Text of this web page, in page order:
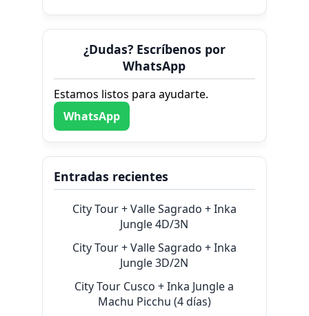
¿Dudas? Escríbenos por
WhatsApp
Estamos listos para ayudarte.
WhatsApp
Entradas recientes
City Tour + Valle Sagrado + Inka
Jungle 4D/3N
City Tour + Valle Sagrado + Inka
Jungle 3D/2N
City Tour Cusco + Inka Jungle a
Machu Picchu (4 días)